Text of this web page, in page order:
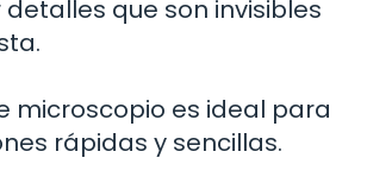
que son invisibles
microscopio es ideal para
rápidas y sencillas.